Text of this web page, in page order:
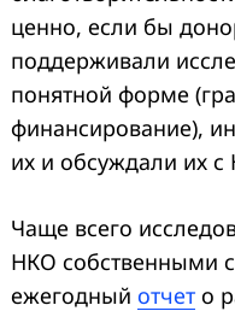
ценно, если бы
поддерживали
понятной форме
финансирование),
их и обсуждали их
Чаще всего
НКО собственными
ежегодный отчет о